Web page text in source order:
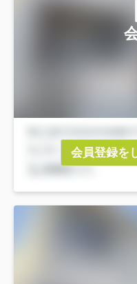
会員登録を